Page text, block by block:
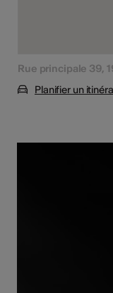
Rue principale 39,
Planifier un